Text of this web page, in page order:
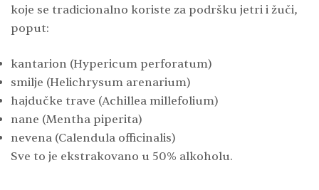
koje se tradicionalno koriste za podršku jetri i žuči,
poput:
kantarion (Hypericum perforatum)
smilje (Helichrysum arenarium)
hajdučke trave (Achillea millefolium)
nane (Mentha piperita)
nevena (Calendula officinalis)
Sve to je ekstrakovano u 50% alkoholu.